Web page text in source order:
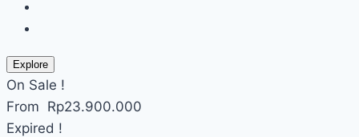
Explore
On Sale !
From Rp23.900.000
Expired !